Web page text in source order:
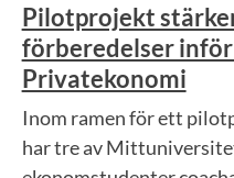
Pilotprojekt
förberedelser inför
Privatekonomi
Inom ramen för ett
har tre av